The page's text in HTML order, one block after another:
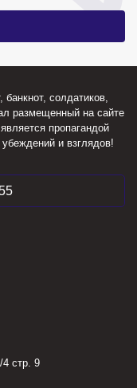
солдатиков,
размещенный на сайте
пропагандой
и взглядов!
4 стр. 9